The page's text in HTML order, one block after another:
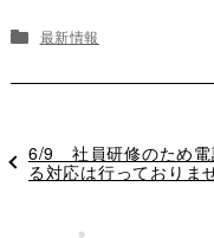
最新情報
過
去
6/9 社員研修のため電
る対応は行っておりま